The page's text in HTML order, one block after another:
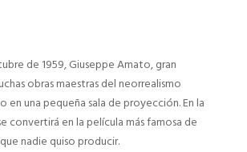
de 1959, Giuseppe Amato, gran
obras maestras del neorrealismo
en una pequeña sala de proyección. En la
convertirá en la película más famosa de
nadie quiso producir.